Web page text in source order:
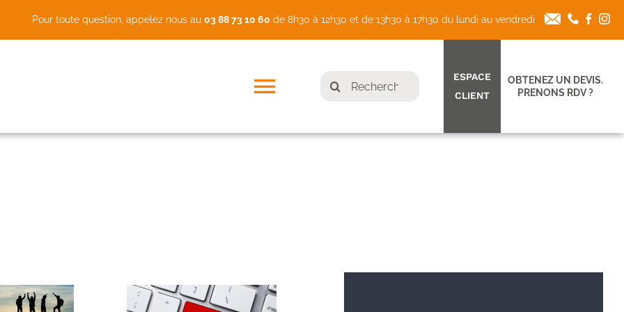
Pour toute question, appelez nous au03 88 73 10 60 de 8h30 à 12h30 et de 13h30 à 17h30 du lundi au vendredi
Toggle
Navigation
Rechercher:
ESPACE
CLIENT
OBTENEZ UN DEVIS.
PRENONS RDV ?